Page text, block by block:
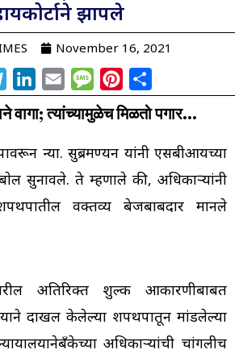
झापले
November 16, 2021
TelegramLinkedIn
Email MessagePinterest
वागा; त्यांच्यामुळेच मिळतो पगार...
न्या. सुब्रमण्यन यांनी एसबीआयच्या
सुनावले. ते म्हणाले की, अधिकाऱ्यांनी
वक्तव्य बेजबाबदार मानले
अतिरिक्त शुल्क आकारणीबाबत
दाखल केलेल्या शपथपत्रातून मांडलेल्या
अधिकाऱ्यांची चांगलीच